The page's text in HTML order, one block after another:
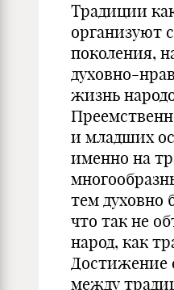
Традиции
организуют
поколения,
духовно-
жизнь
и младших
именно на
тем духовно
что так не
народ, как
Достижение
между